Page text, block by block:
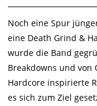
Noch eine Spur
eine Death Grind &
wurde die Band
Breakdowns und von
Hardcore inspirierte
es sich zum Ziel